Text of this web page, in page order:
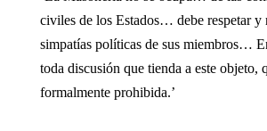
civiles de los Estados… debe respetar y
simpatías políticas de sus miembros…
toda discusión que tienda a este objeto,
formalmente prohibida.’